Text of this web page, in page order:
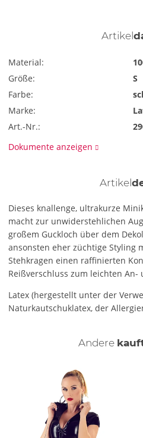
Artikel
Material:
Größe:
S
Farbe:
Marke:
Art.-Nr.:
Dokumente anzeigen
Artikel
Dieses knallenge, ultrakurze
macht zur unwiderstehlichen
großem Guckloch über dem
ansonsten eher züchtige Styling
Stehkragen einen raffinierten
Reißverschluss zum leichten An-
Latex (hergestellt unter der
Naturkautschuklatex, der
Andere